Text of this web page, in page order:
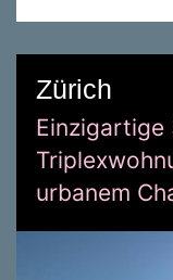
Zürich
Einzigartige
urbanem